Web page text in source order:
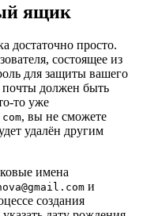
ящик
достаточно просто.
состоящее из
для защиты вашего
почты должен быть
то уже
, вы не сможете
удалён другим
имена
и
создания